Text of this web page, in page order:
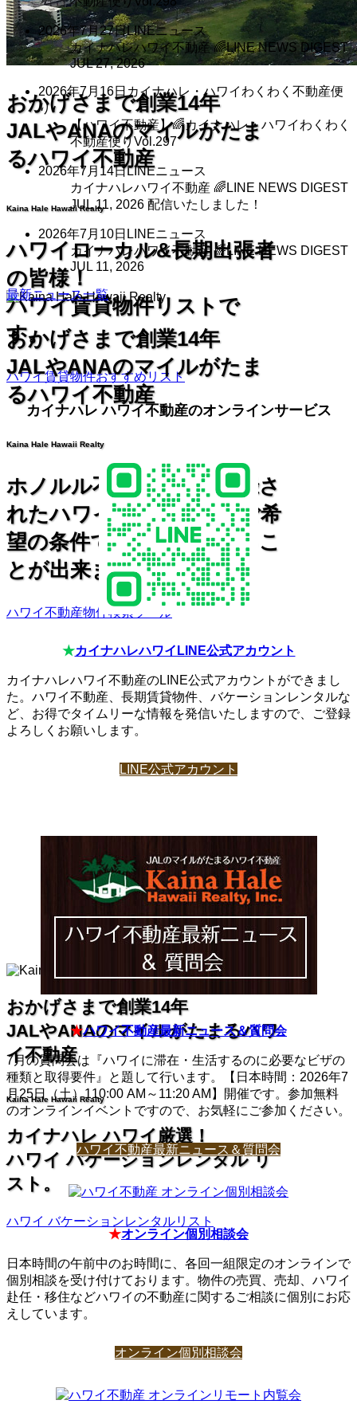
おかげさまで創業14年
JALやANAのマイルがたま
るハワイ不動産
Kaina Hale Hawaii Realty
ハワイローカル&長期出張者
の皆様！
ハワイ賃貸物件リストで
す。
ハワイ賃貸物件おすすめリスト
おかげさまで創業14年
JALやANAのマイルがたま
るハワイ不動産
Kaina Hale Hawaii Realty
ホノルル不動産協会に登録さ
れたハワイ最新物件を、ご希
望の条件で素早く検索するこ
とが出来ます。
ハワイ不動産物件検索ツール
おかげさまで創業14年
JALやANAのマイルがたまるハワ
イ不動産
Kaina Hale Hawaii Realty
カイナハレ ハワイ厳選！
ハワイ バケーションレンタル リ
スト。
ハワイ バケーションレンタルリスト
2026年7月27日LINEニュース
カイナハレハワイ不動産 🌈LINE NEWS DIGEST
JUL 27, 2026
2026年7月16日 カイナハレ・ハワイわくわく不動産便
り
【ハワイ不動産】🌈カイナハレ・ハワイわくわく
不動産便りVol.297
2026年7月14日LINEニュース
カイナハレハワイ不動産 🌈LINE NEWS DIGEST
JUL 11, 2026 配信いたしました！
2026年7月10日 LINEニュース
カイナハレハワイ不動産 🌈LINE NEWS DIGEST
JUL 11, 2026
最新ニュース一覧
カイナハレ ハワイ不動産のオンラインサービス
★カイナハレハワイLINE公式アカウント
カイナハレハワイ不動産のLINE公式アカウントができまし
た。ハワイ不動産、長期賃貸物件、バケーションレンタルな
ど、お得でタイムリーな情報を発信いたしますので、ご登録
よろしくお願いします。
LINE公式アカウント
★ハワイ不動産最新ニュース＆質問会
7月の質問会は『ハワイに滞在・生活するのに必要なビザの
種類と取得要件』と題して行います。【日本時間：2026年7
月25日（土）110:00 AM～11:20 AM】開催です。参加無料
のオンラインイベントですので、お気軽にご参加ください。
ハワイ不動産最新ニュース＆質問会
★オンライン個別相談会
日本時間の午前中のお時間に、各回一組限定のオンラインで
個別相談を受け付けております。物件の売買、売却、ハワイ
赴任・移住などハワイの不動産に関するご相談に個別にお応
えしています。
オンライン個別相談会